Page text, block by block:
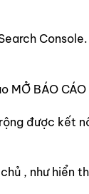
BÁO
được kết
, như hiển